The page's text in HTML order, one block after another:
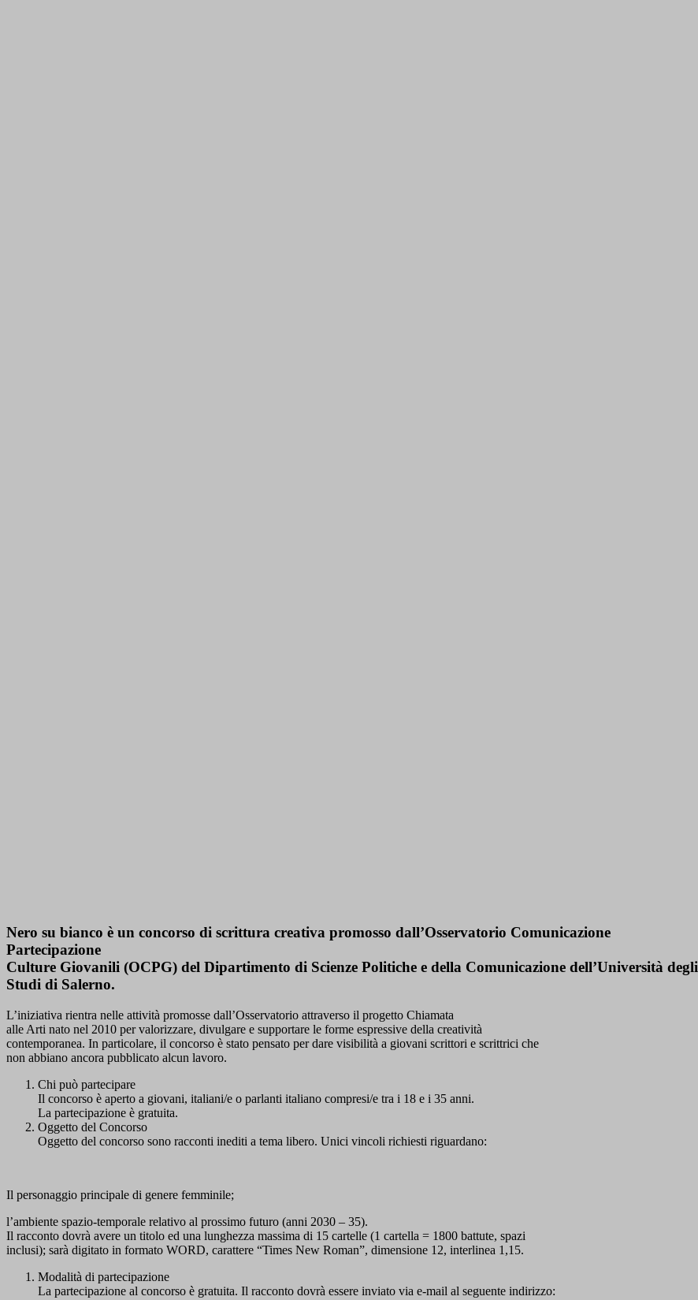
Nero su bianco è un concorso di scrittura creativa promosso dall’Osservatorio Comunicazione
Partecipazione
Culture Giovanili (OCPG) del Dipartimento di Scienze Politiche e della Comunicazione dell’Università degli
Studi di Salerno.
L’iniziativa rientra nelle attività promosse dall’Osservatorio attraverso il progetto Chiamata
alle Arti nato nel 2010 per valorizzare, divulgare e supportare le forme espressive della creatività
contemporanea. In particolare, il concorso è stato pensato per dare visibilità a giovani scrittori e scrittrici che
non abbiano ancora pubblicato alcun lavoro.
Chi può partecipare
Il concorso è aperto a giovani, italiani/e o parlanti italiano compresi/e tra i 18 e i 35 anni.
La partecipazione è gratuita.
Oggetto del Concorso
Oggetto del concorso sono racconti inediti a tema libero. Unici vincoli richiesti riguardano:
Il personaggio principale di genere femminile;
l’ambiente spazio-temporale relativo al prossimo futuro (anni 2030 – 35).
Il racconto dovrà avere un titolo ed una lunghezza massima di 15 cartelle (1 cartella = 1800 battute, spazi
inclusi); sarà digitato in formato WORD, carattere “Times New Roman”, dimensione 12, interlinea 1,15.
Modalità di partecipazione
La partecipazione al concorso è gratuita. Il racconto dovrà essere inviato via e-mail al seguente indirizzo: